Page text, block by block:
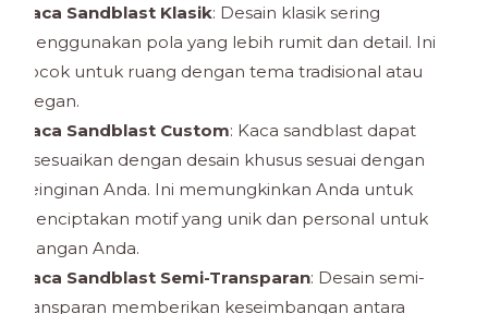
Kaca Sandblast Klasik: Desain klasik sering
menggunakan pola yang lebih rumit dan detail. Ini
cocok untuk ruang dengan tema tradisional atau
elegan.
Kaca Sandblast Custom: Kaca sandblast dapat
disesuaikan dengan desain khusus sesuai dengan
keinginan Anda. Ini memungkinkan Anda untuk
menciptakan motif yang unik dan personal untuk
ruangan Anda.
Kaca Sandblast Semi-Transparan: Desain semi-
transparan memberikan keseimbangan antara